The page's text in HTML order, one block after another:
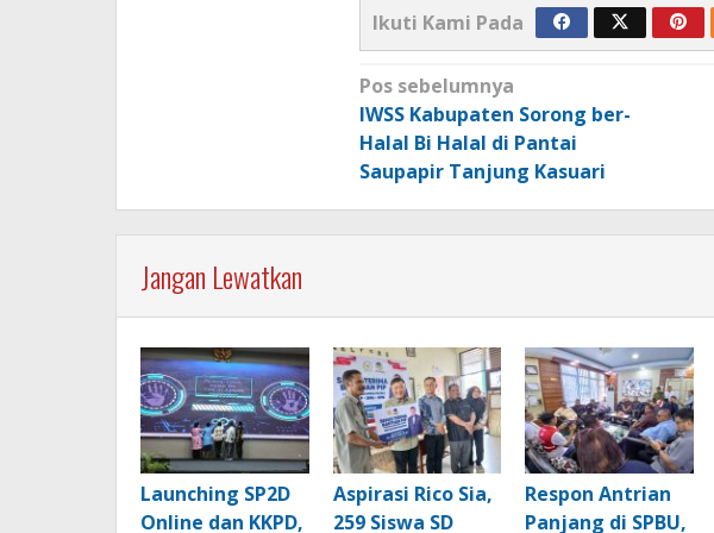
Ikuti Kami Pada
Navigasi
pos
Pos sebelumnya
IWSS Kabupaten Sorong ber-
Halal Bi Halal di Pantai
Saupapir Tanjung Kasuari
Jangan Lewatkan
Launching SP2D
Online dan KKPD,
Aspirasi Rico Sia,
259 Siswa SD
Respon Antrian
Panjang di SPBU,